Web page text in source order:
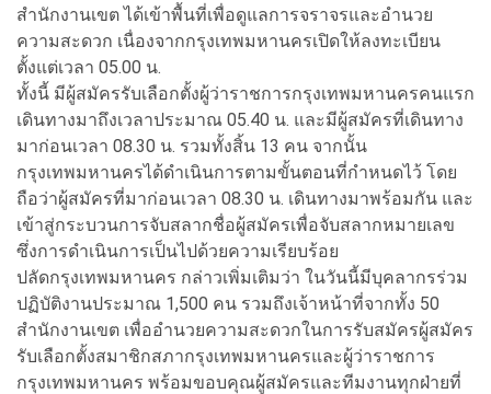
สำนักงานเขต ได้เข้าพื้นที่เพื่อดูแลการจราจรและอำนวย
ความสะดวก เนื่องจากกรุงเทพมหานครเปิดให้ลงทะเบียน
ตั้งแต่เวลา 05.00 น.
ทั้งนี้ มีผู้สมัครรับเลือกตั้งผู้ว่าราชการกรุงเทพมหานครคนแรก
เดินทางมาถึงเวลาประมาณ 05.40 น. และมีผู้สมัครที่เดินทาง
มาก่อนเวลา 08.30 น. รวมทั้งสิ้น 13 คน จากนั้น
กรุงเทพมหานครได้ดำเนินการตามขั้นตอนที่กำหนดไว้ โดย
ถือว่าผู้สมัครที่มาก่อนเวลา 08.30 น. เดินทางมาพร้อมกัน และ
เข้าสู่กระบวนการจับสลากชื่อผู้สมัครเพื่อจับสลากหมายเลข
ซึ่งการดำเนินการเป็นไปด้วยความเรียบร้อย
ปลัดกรุงเทพมหานคร กล่าวเพิ่มเติมว่า ในวันนี้มีบุคลากรร่วม
ปฏิบัติงานประมาณ 1,500 คน รวมถึงเจ้าหน้าที่จากทั้ง 50
สำนักงานเขต เพื่ออำนวยความสะดวกในการรับสมัครผู้สมัคร
รับเลือกตั้งสมาชิกสภากรุงเทพมหานครและผู้ว่าราชการ
กรุงเทพมหานคร พร้อมขอบคุณผู้สมัครและทีมงานทุกฝ่ายที่